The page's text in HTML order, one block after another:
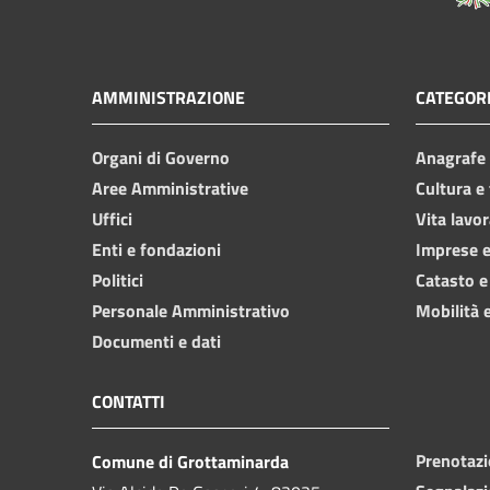
AMMINISTRAZIONE
Organi di Governo
Aree Amministrative
Uffici
Enti e fondazioni
Politici
Personale Amministrativo
Documenti e dati
Cultura
Vita
Imprese
Catasto
Mobilità
CONTATTI
Comune di Grottaminarda